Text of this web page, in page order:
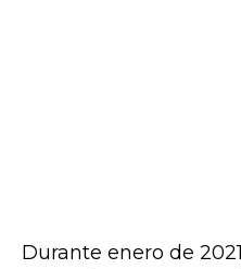
Durante enero de